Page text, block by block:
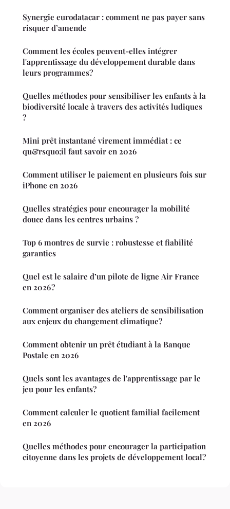
Synergie eurodatacar : comment ne pas payer sans
risquer d’amende
Comment les écoles peuvent-elles intégrer
l'apprentissage du développement durable dans
leurs programmes?
Quelles méthodes pour sensibiliser les enfants à la
biodiversité locale à travers des activités ludiques
?
Mini prêt instantané virement immédiat : ce
qu&rsquo;il faut savoir en 2026
Comment utiliser le paiement en plusieurs fois sur
iPhone en 2026
Quelles stratégies pour encourager la mobilité
douce dans les centres urbains ?
Top 6 montres de survie : robustesse et fiabilité
garanties
Quel est le salaire d’un pilote de ligne Air France
en 2026 ?
Comment organiser des ateliers de sensibilisation
aux enjeux du changement climatique?
Comment obtenir un prêt étudiant à la Banque
Postale en 2026
Quels sont les avantages de l'apprentissage par le
jeu pour les enfants?
Comment calculer le quotient familial facilement
en 2026
Quelles méthodes pour encourager la participation
citoyenne dans les projets de développement local?